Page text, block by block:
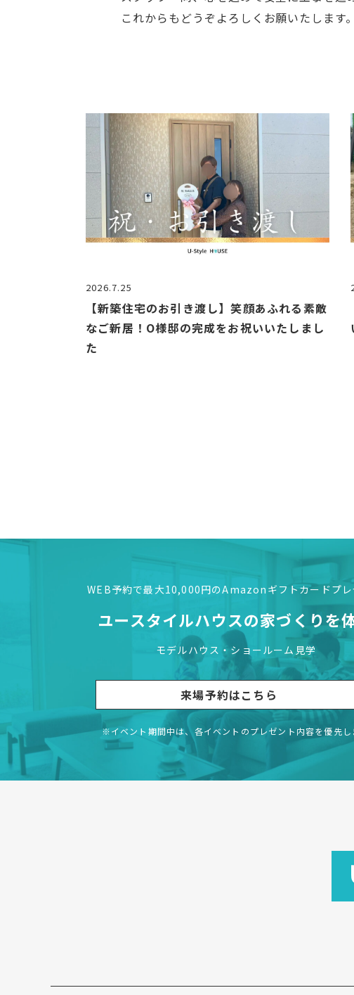
これからもどうぞよろしくお願いたします。
2026.7.25
【新築住宅のお引き渡し】笑顔あふれる素敵
なご新居！O様邸の完成をお祝いいたしまし
た
WEB予約で最大10,000円のAmazonギフトカードプレ
ユースタイルハウスの家づくりを
モデルハウス・ショールーム見学
来場予約はこちら
※イベント期間中は、各イベントのプレゼント内容を優先し